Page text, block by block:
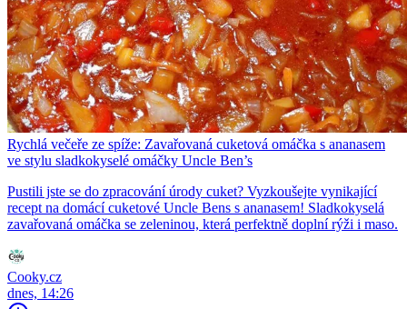
Rychlá večeře ze spíže: Zavařovaná cuketová omáčka s ananasem
ve stylu sladkokyselé omáčky Uncle Ben’s
Pustili jste se do zpracování úrody cuket? Vyzkoušejte vynikající
recept na domácí cuketové Uncle Bens s ananasem! Sladkokyselá
zavařovaná omáčka se zeleninou, která perfektně doplní rýži i maso.
Cooky.cz
dnes, 14:26